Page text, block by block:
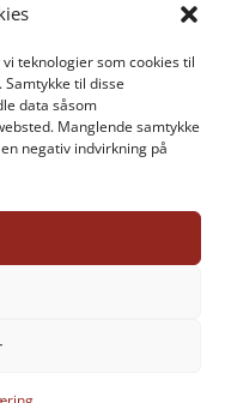
teknologier som cookies til
til disse
data såsom
Manglende samtykke
negativ indvirkning på
2025